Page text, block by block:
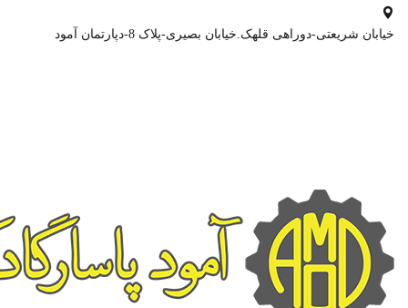
خیابان شریعتی-دوراهی قلهک.خیابان بصیری-پلاک 8-دپارتمان آمود